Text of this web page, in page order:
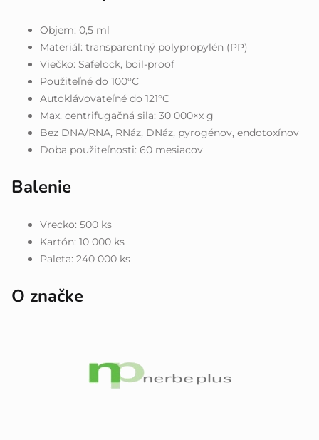
Objem: 0,5 ml
Materiál: transparentný polypropylén (PP)
Viečko: Safelock, boil-proof
Použiteľné do 100°C
Autoklávovateľné do 121°C
Max. centrifugačná sila: 30 000×x g
Bez DNA/RNA, RNáz, DNáz, pyrogénov, endotoxínov
Doba použiteľnosti: 60 mesiacov
Balenie
Vrecko: 500 ks
Kartón: 10 000 ks
Paleta: 240 000 ks
O značke